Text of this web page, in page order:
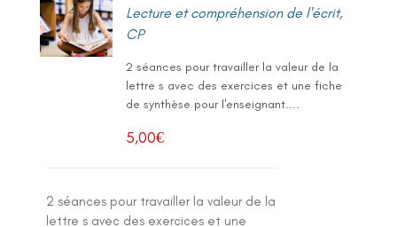
Lecture et compréhension de l'écrit,
CP
2 séances pour travailler la valeur de la
lettre s avec des exercices et une fiche
de synthèse pour l'enseignant....
5,00€
2 séances pour travailler la valeur de la
lettre s avec des exercices et une